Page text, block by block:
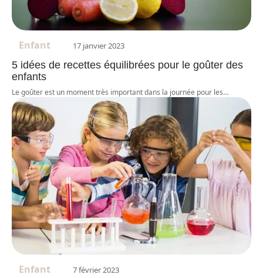
Enfant 17 janvier 2023
5 idées de recettes équilibrées pour le goûter des
enfants
Le goûter est un moment très important dans la journée pour les…
Enfant 7 février 2023